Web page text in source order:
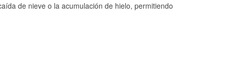
de nieve o la acumulación de hielo, permitiendo